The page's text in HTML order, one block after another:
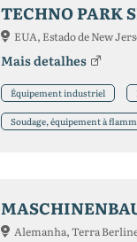
TECHNO PARK
EUA, Estado de New
Mais detalhes
Équipement industriel
Soudage, équipement à
Alemanha, Terra